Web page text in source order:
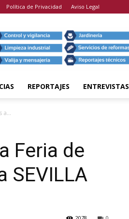
Política de Privacidad Aviso Legal
REPORTAJES ENTREVISTAS
a...
Feria de
SEVILLA